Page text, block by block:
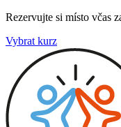
Rezervujte si místo včas
Vybrat kurz